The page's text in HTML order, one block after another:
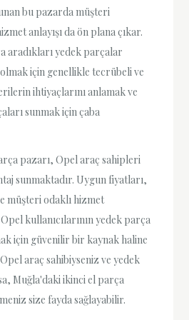
bu pazarda müşteri
anlayışı da ön plana çıkar.
aradıkları yedek parçalar
için genellikle tecrübeli ve
ihtiyaçlarını anlamak ve
sunmak için çaba
pazarı, Opel araç sahipleri
sunmaktadır. Uygun fiyatları,
müşteri odaklı hizmet
kullanıcılarının yedek parça
için güvenilir bir kaynak haline
araç sahibiyseniz ve yedek
Muğla'daki ikinci el parça
size fayda sağlayabilir.